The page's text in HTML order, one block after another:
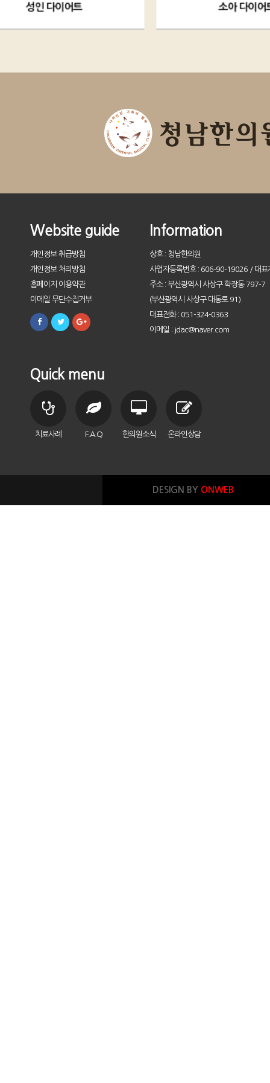
소아 다이어트
Website guide
개인정보 취급방침
개인정보 처리방침
홈페이지 이용약관
이메일 무단수집거부
Information
상호 : 청남한의원
사업자등록번호 : 606-90-19026 / 대표
주소 : 부산광역시 사상구 학장동 797-7
(부산광역시 사상구 대동로 91)
대표전화 : 051-324-0363
이메일 : jdac@naver.com
Quick menu
치료사례 F.A.Q 한의원소식 온라인상담
DESIGN BY ONWEB